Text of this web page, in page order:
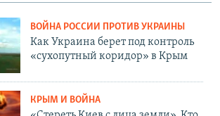
ВОЙНА РОССИИ ПРОТИВ УКРАИНЫ
Как Украина берет под контроль
«сухопутный коридор» в Крым
КРЫМ И ВОЙНА